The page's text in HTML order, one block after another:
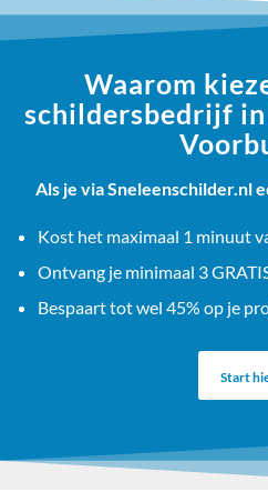
Waarom
schildersbedrijf in
Als je via Sneleenschilder.nl
Kost het maximaal 1 minuut
Ontvang je minimaal 3
Bespaart tot wel 45% op je
Start